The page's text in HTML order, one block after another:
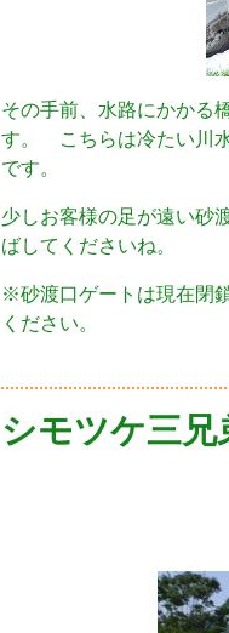
その手前、水路にかかる
す。 こちらは冷たい川
です。
少しお客様の足が遠い砂
ばしてくださいね。
※砂渡口ゲートは現在閉
ください。
シモツケ三兄